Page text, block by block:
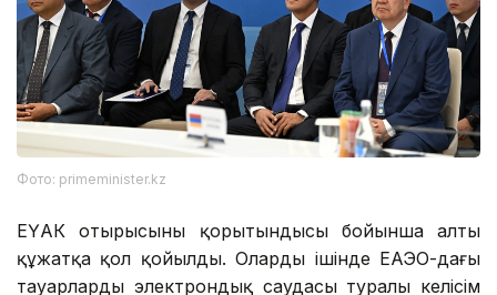
Фото: primeminister.kz
ЕҮАК отырысының қорытындысы бойынша алты
құжатқа қол қойылды. Олардың ішінде ЕАЭО-дағы
тауарлардың электрондық саудасы туралы келісім